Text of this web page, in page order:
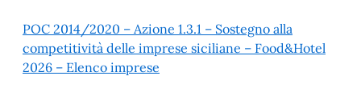
POC 2014/2020 – Azione 1.3.1 – Sostegno alla
competitività delle imprese siciliane – Food&Hotel
2026 – Elenco imprese